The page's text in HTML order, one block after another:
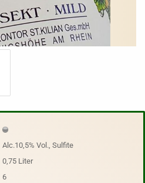
Alc.10,5% Vol., Sulfite
0,75 Liter
6